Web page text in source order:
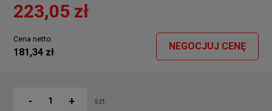
223,05 zł
Cena netto:
181,34 zł
NEGOCJUJ CENĘ
- + szt.